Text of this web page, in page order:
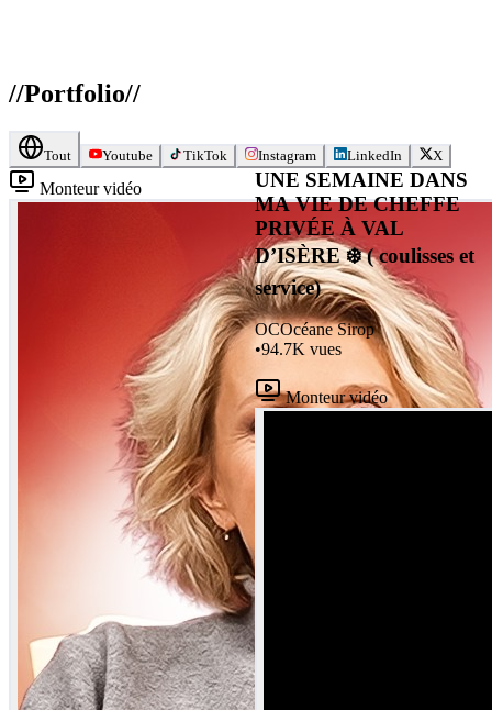
//Portfolio//
Tout Youtube TikTok Instagram LinkedIn X
Monteur vidéo
UNE SEMAINE DANS
MA VIE DE CHEFFE
PRIVÉE À VAL
D’ISÈRE ❄️ ( coulisses et
service)
OCOcéane Sirop
•94.7K vues
Monteur vidéo